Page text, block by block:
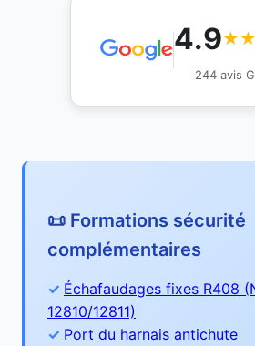
4.9
244 avis
📜 Formations sécurité
complémentaires
Échafaudages fixes R408
12810/12811)
Port du harnais antichute